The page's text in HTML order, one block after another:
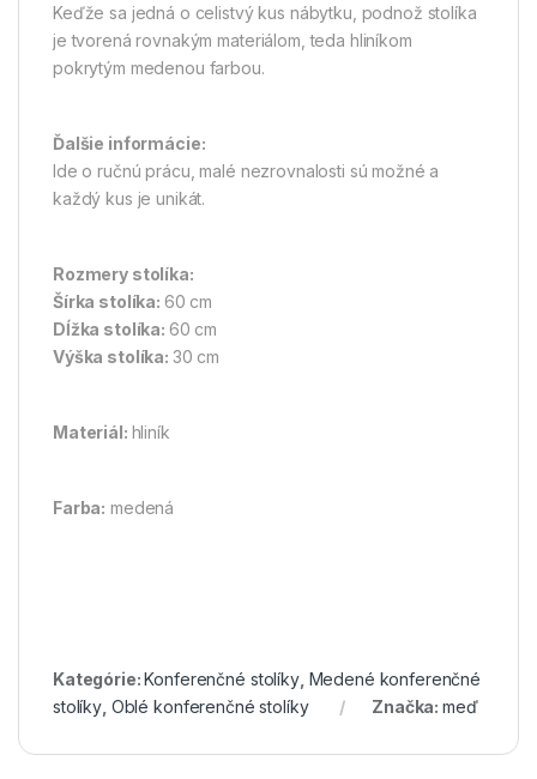
Keďže sa jedná o celistvý kus nábytku, podnož stolíka
je tvorená rovnakým materiálom, teda hliníkom
pokrytým medenou farbou.
Ďalšie informácie:
Ide o ručnú prácu, malé nezrovnalosti sú možné a
každý kus je unikát.
Rozmery stolíka:
Šírka stolíka: 60 cm
Dĺžka stolíka: 60 cm
Výška stolíka: 30 cm
Materiál: hliník
Farba: medená
Kategórie:Konferenčné stolíky, Medené konferenčné
stolíky Oblé konferenčné stolíky Značka:meď